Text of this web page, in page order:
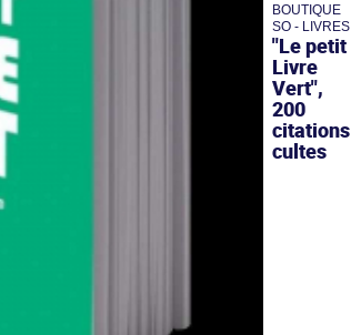
BOUTIQUE
SO - LIVRES
"Le petit
Livre
Vert",
200
citations
cultes